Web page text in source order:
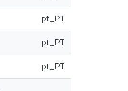
pt_PT
pt_PT
pt_PT